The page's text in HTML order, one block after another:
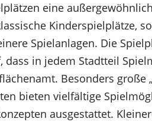
eine
Kinderspielplätze,
Spielanlagen. Die
dass in jedem Stadtteil
Besonders große
bieten vielfältige
ausgestattet.